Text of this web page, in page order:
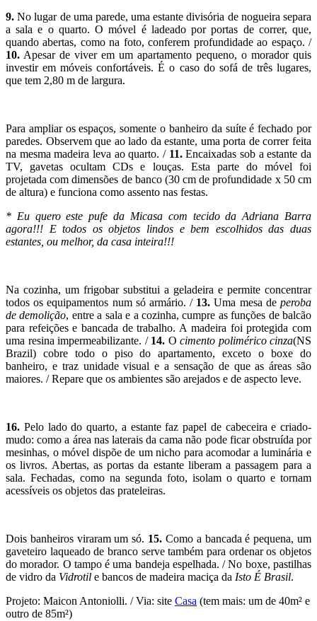
9. No lugar de uma parede, uma estante divisória de nogueira separa
a sala e o quarto. O móvel é ladeado por portas de correr, que,
quando abertas, como na foto, conferem profundidade ao espaço. /
10. Apesar de viver em um apartamento pequeno, o morador quis
investir em móveis confortáveis. É o caso do sofá de três lugares,
que tem 2,80 m de largura.
Para ampliar os espaços, somente o banheiro da suíte é fechado por
paredes. Observem que ao lado da estante, uma porta de correr feita
na mesma madeira leva ao quarto. / 11.Encaixadas sob a estante da
TV, gavetas ocultam CDs e louças. Esta parte do móvel foi
projetada com dimensões de banco (30 cm de profundidade x 50 cm
de altura) e funciona como assento nas festas.
* Eu quero este pufe da Micasa com tecido da Adriana Barra
agora!!! E todos os objetos lindos e bem escolhidos das duas
estantes, ou melhor, da casa inteira!!!
Na cozinha, um frigobar substitui a geladeira e permite concentrar
todos os equipamentos num só armário. / 13. Uma mesa deperoba
de demolição, entre a sala e a cozinha, cumpre as funções de balcão
para refeições e bancada de trabalho. A madeira foi protegida com
uma resina impermeabilizante. / 14. O cimento polimérico cinza(NS
Brazil) cobre todo o piso do apartamento, exceto o boxe do
banheiro, e traz unidade visual e a sensação de que as áreas são
maiores. / Repare que os ambientes são arejados e de aspecto leve.
16. Pelo lado do quarto, a estante faz papel de cabeceira e criado-
mudo: como a área nas laterais da cama não pode ficar obstruída por
mesinhas, o móvel dispõe de um nicho para acomodar a luminária e
os livros. Abertas, as portas da estante liberam a passagem para a
sala. Fechadas, como na segunda foto, isolam o quarto e tornam
acessíveis os objetos das prateleiras.
Dois banheiros viraram um só. 15. Como a bancada é pequena, um
gaveteiro laqueado de branco serve também para ordenar os objetos
do morador. O tampo é uma bandeja espelhada. / No boxe, pastilhas
de vidro da Vidrotil e bancos de madeira maciça da Isto É Brasil.
Projeto: Maicon Antoniolli. / Via: site Casa (tem mais: um de 40m² e
outro de 85m²)